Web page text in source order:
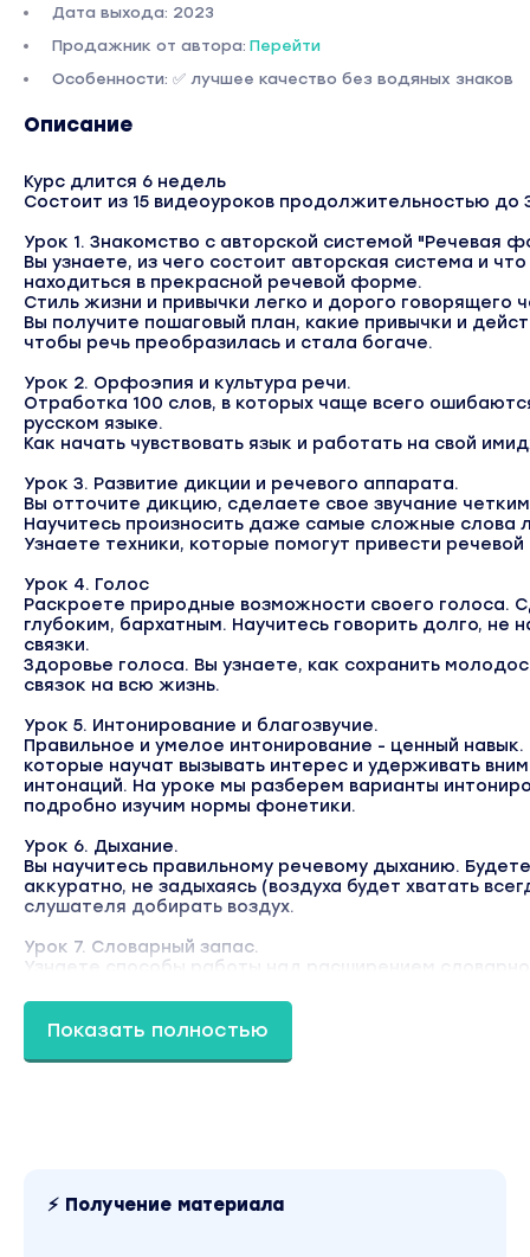
Дата выхода: 2023
Продажник от автора: Перейти
Особенности: ✅ лучшее качество без водяных знаков
Описание
Курс длится 6 недель
Состоит из 15 видеоуроков продолжительностью до
Урок 1. Знакомство с авторской системой "Речевая
Вы узнаете, из чего состоит авторская система и
находиться в прекрасной речевой форме.
Стиль жизни и привычки легко и дорого говорящего
Вы получите пошаговый план, какие привычки и
чтобы речь преобразилась и стала богаче.
Урок 2. Орфоэпия и культура речи.
Отработка 100 слов, в которых чаще всего
русском языке.
Как начать чувствовать язык и работать на свой
Урок 3. Развитие дикции и речевого аппарата.
Вы отточите дикцию, сделаете свое звучание
Научитесь произносить даже самые сложные слова
Узнаете техники, которые помогут привести речевой
Урок 4. Голос
Раскроете природные возможности своего голоса.
глубоким, бархатным. Научитесь говорить долго, не
связки.
Здоровье голоса. Вы узнаете, как сохранить
связок на всю жизнь.
Урок 5. Интонирование и благозвучие.
Правильное и умелое интонирование - ценный
которые научат вызывать интерес и удерживать
интонаций. На уроке мы разберем варианты
подробно изучим нормы фонетики.
Урок 6. Дыхание.
Вы научитесь правильному речевому дыханию.
аккуратно, не задыхаясь (воздуха будет хватать
слушателя добирать воздух.
Урок 7. Словарный запас.
Узнаете способы работы над расширением
Вы научитесь показывать свой интеллект и
Различать банальности и сильные слова.
Урок 8. Телефонная коммуникация и этикет.
Искусство короткого разговора и светской беседы.
Показать полностью
⚡ Получение материала